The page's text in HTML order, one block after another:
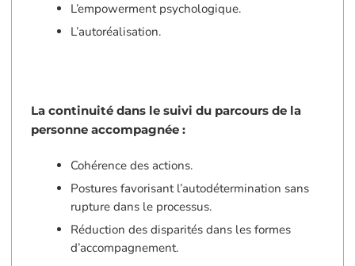
L’empowerment psychologique.
L’autoréalisation.
La continuité dans le suivi du parcours de la
personne accompagnée :
Cohérence des actions.
Postures favorisant l’autodétermination sans
rupture dans le processus.
Réduction des disparités dans les formes
d’accompagnement.